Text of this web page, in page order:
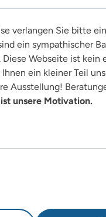
verlangen Sie bitte
ein sympathischer
Webseite ist kein
ein kleiner Teil
Ausstellung!
unsere Motivation.